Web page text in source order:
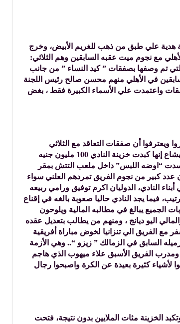
هدية علي طبق من ذهب للغريم الأبيض، وخرج
مع نجوم ميت عقبه السابقين وهم الثلاثي:
تم وصفها بصفقات ” كيد النساء ” من جانب
في الأهلي منهم محسن صالح رئيس اللجنة
واعتمدت علي الأسماء الكبيرة فقط ، بغض
ويعترفوا أن صفقات التعاقد مع الثلاثي
الزملكاوي ولاسيما صفقة احمد سيد زيزو والتي يشاع إنها كبدت خزينة النادي 100 مليون جنيه
“اوضه اللبس” داخل ملعب التتش بمقر
عدد كبير من نجوم الفريق تمردهم العلني سواء
النادي، الدوليان اكرم توفيق ورامي ربيعه
فيما يجد النادي حاليا صعوبة بالغه في إقناع
الجميع يبالغ في مطالبه المالية ويلوحون
اليو ديانج ، ومنهم من يطالب بتعديل عقده
الفريق الي تنزانيا لخوض مباراة أفريقية
السابق في الزمالك ” زيزو “.. وهي الأزمة
ومدرب الفريق الأسبق علاء ميهوب الذي هاجم
لأشياء كثيرة بعيدة عن الكرة واصبحوا رجال
الخزينة مئات الملايين بدون نتيجة، فتحت